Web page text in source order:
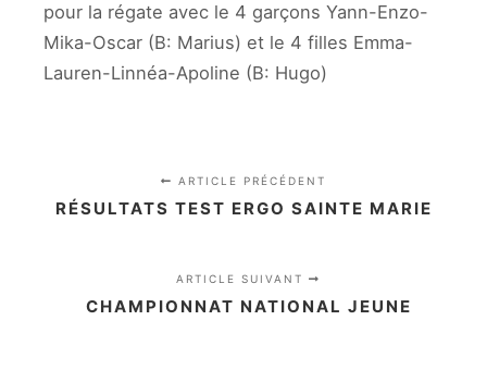
pour la régate avec le 4 garçons Yann-Enzo-
Mika-Oscar (B: Marius) et le 4 filles Emma-
Lauren-Linnéa-Apoline (B: Hugo)
ARTICLE PRÉCÉDENT
RÉSULTATS TEST ERGO SAINTE MARIE
ARTICLE SUIVANT
CHAMPIONNAT NATIONAL JEUNE